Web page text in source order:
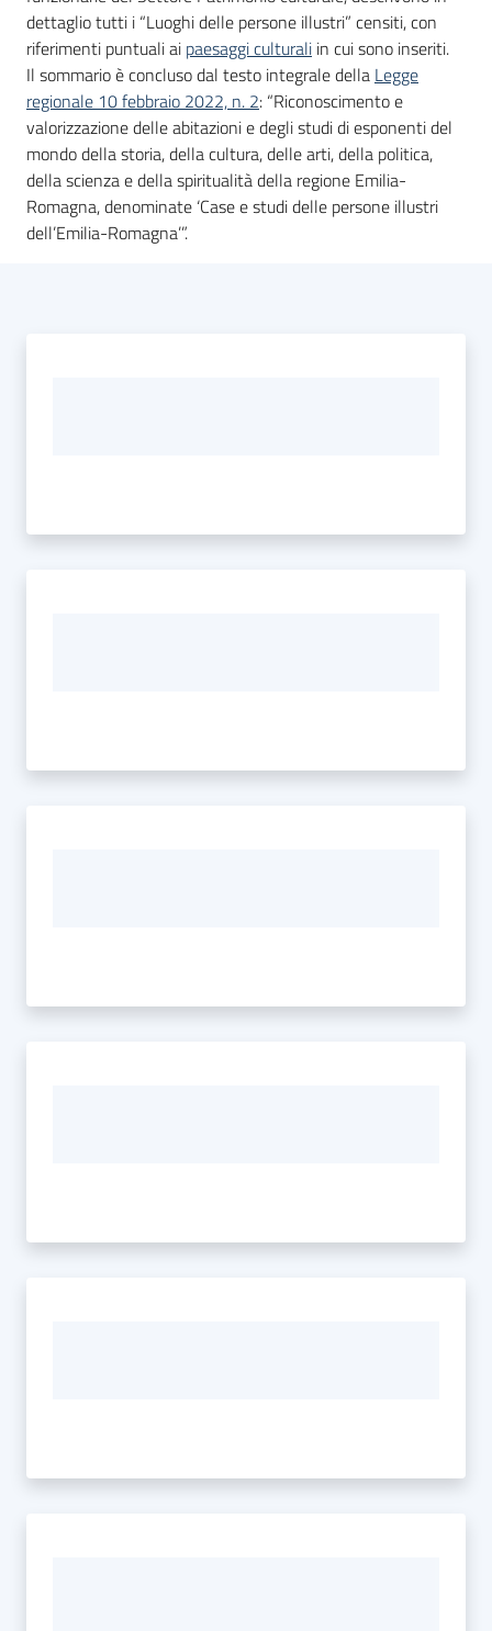
dettaglio tutti i “Luoghi delle persone illustri” censiti, con
riferimenti puntuali ai paesaggi culturali in cui sono inseriti.
Il sommario è concluso dal testo integrale della Legge
regionale 10 febbraio 2022, n. 2: “Riconoscimento e
valorizzazione delle abitazioni e degli studi di esponenti del
mondo della storia, della cultura, delle arti, della politica,
della scienza e della spiritualità della regione Emilia-
Romagna, denominate ‘Case e studi delle persone illustri
dell’Emilia-Romagna’”.